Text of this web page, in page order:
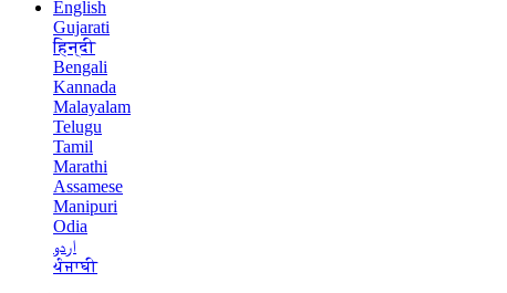
English
Gujarati
हिन्दी
Bengali
Kannada
Malayalam
Telugu
Tamil
Marathi
Assamese
Manipuri
Odia
اردو
ਪੰਜਾਬੀ